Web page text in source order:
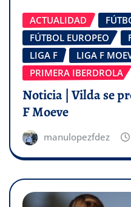
ACTUALIDAD
FÚTBOL EUROPEO
LIGA F
LIGA F
PRIMERA IBERDROLA
Noticia | Vilda se
F Moeve
manulopezfdez